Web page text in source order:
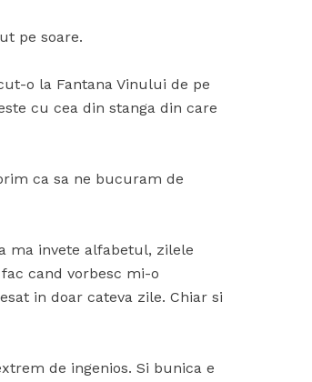
pe soare.
o la Fantana Vinului de pe
cu cea din stanga din care
ca sa ne bucuram de
ma invete alfabetul, zilele
cand vorbesc mi-o
in doar cateva zile. Chiar si
de ingenios. Si bunica e